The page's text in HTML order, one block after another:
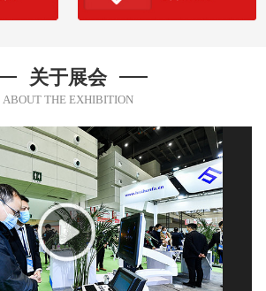
关于展会
ABOUT THE EXHIBITION